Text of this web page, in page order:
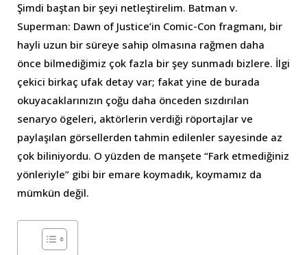
Şimdi baştan bir şeyi netleştirelim. Batman v.
Superman: Dawn of Justice’in Comic-Con fragmanı, bir
hayli uzun bir süreye sahip olmasına rağmen daha
önce bilmediğimiz çok fazla bir şey sunmadı bizlere. İlgi
çekici birkaç ufak detay var; fakat yine de burada
okuyacaklarınızın çoğu daha önceden sızdırılan
senaryo ögeleri, aktörlerin verdiği röportajlar ve
paylaşılan görsellerden tahmin edilenler sayesinde az
çok biliniyordu. O yüzden de manşete “Fark etmediğiniz
yönleriyle” gibi bir emare koymadık, koymamız da
mümkün değil.